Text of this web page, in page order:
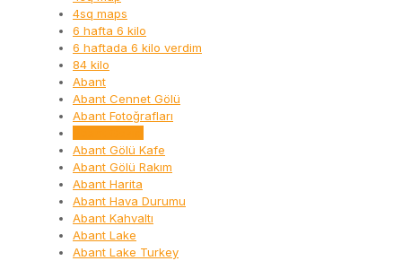
4sq maps
6 hafta 6 kilo
6 haftada 6 kilo verdim
84 kilo
Abant
Abant Cennet Gölü
Abant Fotoğrafları
Abant Gölü Kafe
Abant Gölü Rakım
Abant Harita
Abant Hava Durumu
Abant Kahvaltı
Abant Lake
Abant Lake Turkey